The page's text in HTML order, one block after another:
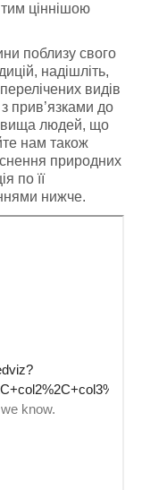
тим ціннішою
поблизу свого
надішліть,
видів
прив’язками до
людей, що
нам також
природних
по її
нижче.